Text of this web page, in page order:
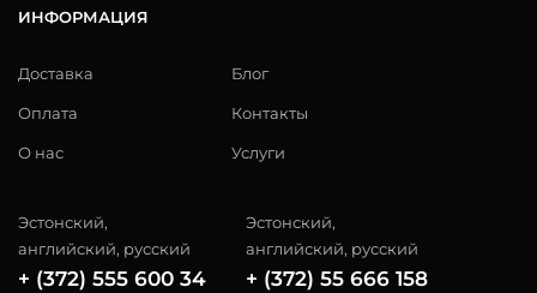
ИНФОРМАЦИЯ
Доставка
Оплата
О нас
Блог
Контакты
Услуги
Эстонский,
английский, русский
+ (372) 555 600 34
Эстонский,
английский, русский
+ (372) 55 666 158